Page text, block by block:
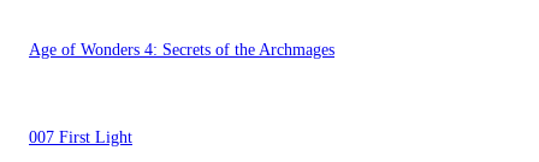
Age of Wonders 4: Secrets of the Archmages
007 First Light